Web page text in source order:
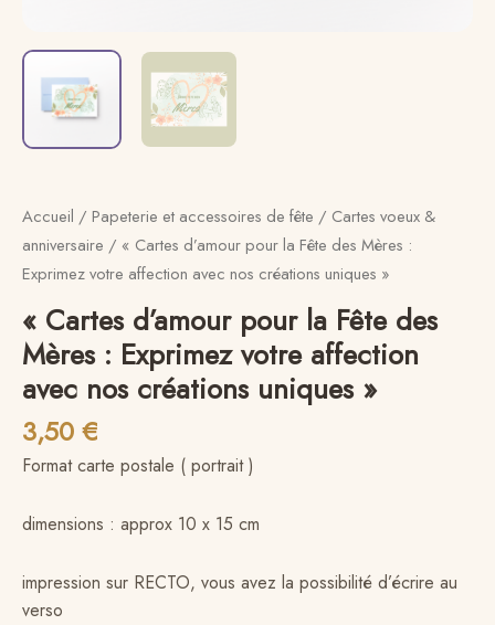
Accueil / Papeterie et accessoires de fête / Cartes voeux &
anniversaire / « Cartes d’amour pour la Fête des Mères :
Exprimez votre affection avec nos créations uniques »
« Cartes d’amour pour la Fête des
Mères : Exprimez votre affection
avec nos créations uniques »
3,50 €
Format carte postale ( portrait )
dimensions : approx 10 x 15 cm
impression sur RECTO, vous avez la possibilité d’écrire au
verso
votre
affection
avec
nos
uniques"